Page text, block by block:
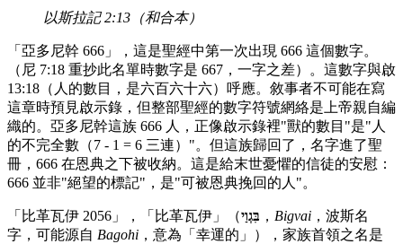
以斯拉記 2:13（和合本）
「亞多尼幹 666」，這是聖經中第一次出現 666 這個數字。
（尼 7:18 重抄此名單時數字是 667，一字之差）。這數字與啟
13:18（人的數目，是六百六十六）呼應。敘事者不可能在寫
這章時預見啟示錄，但整部聖經的數字符號網絡是上帝親自編
織的。亞多尼幹這族 666 人，正像啟示錄裡"獸的數目"是"人
的不完全數（7 - 1 = 6 三連）"。但這族歸回了，名字進了聖
冊，666 在恩典之下被收納。這是給末世憂懼的信徒的安慰：
666 並非"絕望的標記"，是"可被恩典挽回的人"。
「比革瓦伊 2056」，「比革瓦伊」（בִּגְוַי ， Bigvai ，波斯名
字，可能源自 Bagohi ，意為「幸運的」），家族首領之名是